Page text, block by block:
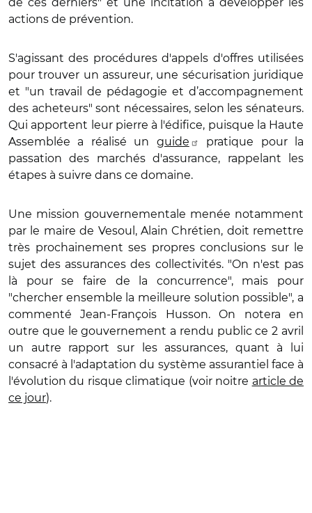
actions de prévention.
S'agissant des procédures d'appels d'offres utilisées
pour trouver un assureur, une sécurisation juridique
et "un travail de pédagogie et d’accompagnement
des acheteurs" sont nécessaires, selon les sénateurs.
Qui apportent leur pierre à l'édifice, puisque la Haute
Assemblée a réalisé un guide
pratique pour la
passation des marchés d'assurance, rappelant les
étapes à suivre dans ce domaine.
Une mission gouvernementale menée notamment
par le maire de Vesoul, Alain Chrétien, doit remettre
très prochainement ses propres conclusions sur le
sujet des assurances des collectivités. "On n'est pas
là pour se faire de la concurrence", mais pour
"chercher ensemble la meilleure solution possible", a
commenté Jean-François Husson. On notera en
outre que le gouvernement a rendu public ce 2 avril
un autre rapport sur les assurances, quant à lui
consacré à l'adaptation du système assurantiel face à
l'évolution du risque climatique (voir noitre article de
ce jour).